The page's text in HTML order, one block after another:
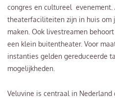
congres en cultureel evenement.
theaterfaciliteiten zijn in huis om
maken. Ook livestreamen
een klein buitentheater. Voor
instanties gelden gereduceerde
mogelijkheden.
Veluvine is centraal in Nederland